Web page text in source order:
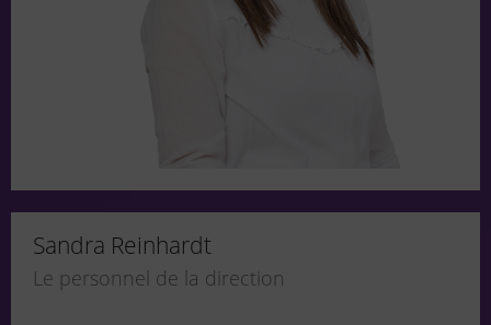
Sandra Reinhardt
Le personnel de la direction